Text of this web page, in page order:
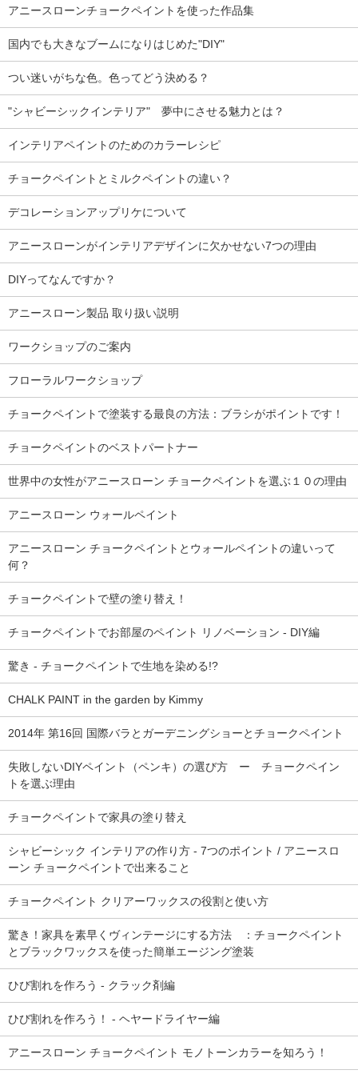
アニースローンチョークペイントを使った作品集
国内でも大きなブームになりはじめた"DIY"
つい迷いがちな色。色ってどう決める？
"シャビーシックインテリア" 夢中にさせる魅力とは？
インテリアペイントのためのカラーレシピ
チョークペイントとミルクペイントの違い？
デコレーションアップリケについて
アニースローンがインテリアデザインに欠かせない7つの理由
DIYってなんですか？
アニースローン製品 取り扱い説明
ワークショップのご案内
フローラルワークショップ
チョークペイントで塗装する最良の方法：ブラシがポイントです！
チョークペイントのベストパートナー
世界中の女性がアニースローン チョークペイントを選ぶ１０の理由
アニースローン ウォールペイント
アニースローン チョークペイントとウォールペイントの違いって
何？
チョークペイントで壁の塗り替え！
チョークペイントでお部屋のペイント リノベーション - DIY編
驚き - チョークペイントで生地を染める!?
CHALK PAINT in the garden by Kimmy
2014年 第16回 国際バラとガーデニングショーとチョークペイント
失敗しないDIYペイント（ペンキ）の選び方 ー チョークペイン
トを選ぶ理由
チョークペイントで家具の塗り替え
シャビーシック インテリアの作り方 - 7つのポイント / アニースロ
ーン チョークペイントで出来ること
チョークペイント クリアーワックスの役割と使い方
驚き！家具を素早くヴィンテージにする方法 ：チョークペイント
とブラックワックスを使った簡単エージング塗装
ひび割れを作ろう - クラック剤編
ひび割れを作ろう！ - ヘヤードライヤー編
アニースローン チョークペイント モノトーンカラーを知ろう！